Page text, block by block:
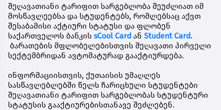
შეღავათიანი ტარიფით სარგებლობა შეუძლიათ იმ
მოსწავლეებსა და სტუდენტებს, რომლებსაც აქვთ
შესაბამისი აქტიური სტატუსი და ფლობენ
საქართველოს ბანკის sCool Card ან Student Card.
ბარათების მფლობელებისთვის შეღავათი პირველი
სექტემბრიდან ავტომატურად გააქტიურდება.
ინფორმაციისთვის, ქუთაისის უმაღლეს
სასწავლებლებში წელს ჩარიცხული სტუდენტები
შეღავათიანი ტარიფით სარგებლობას სტუდენტური
სტატუსის გააქტიურებისთანავე შეძლებენ.